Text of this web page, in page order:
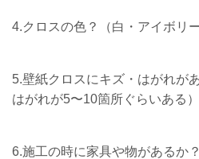
4.クロスの色？（白・アイボリー
5.壁紙クロスにキズ・はがれが
はがれが5〜10箇所ぐらいある）
6.施工の時に家具や物があるか